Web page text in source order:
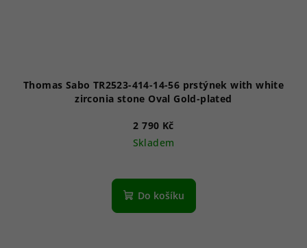
Thomas Sabo TR2523-414-14-56 prstýnek with white
zirconia stone Oval Gold-plated
2 790 Kč
Skladem
Do košíku